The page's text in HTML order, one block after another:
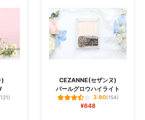
)
(21)
CEZANNE(セザンヌ)
パールグロウハイライト
3.90(154)
¥648